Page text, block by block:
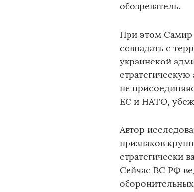
обозреватель.
При этом Самир
совпадать с
украинской
не
ЕС и НАТО,
Автор
признаков
стратегически
Сейчас ВС РФ